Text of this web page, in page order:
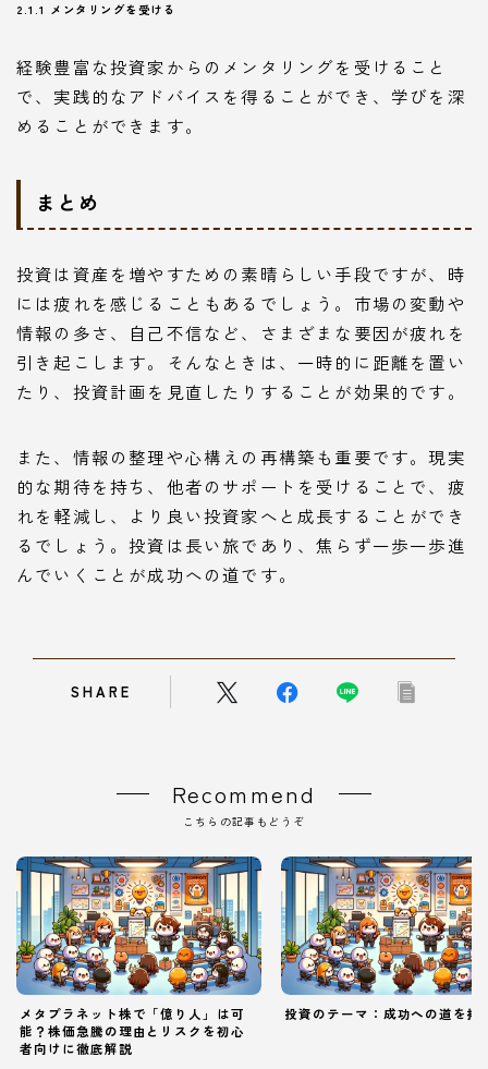
2.1.1 メンタリングを受ける
経験豊富な投資家からのメンタリングを受けること
で、実践的なアドバイスを得ることができ、学びを深
めることができます。
まとめ
投資は資産を増やすための素晴らしい手段ですが、時
には疲れを感じることもあるでしょう。市場の変動や
情報の多さ、自己不信など、さまざまな要因が疲れを
引き起こします。そんなときは、一時的に距離を置い
たり、投資計画を見直したりすることが効果的です。
また、情報の整理や心構えの再構築も重要です。現実
的な期待を持ち、他者のサポートを受けることで、疲
れを軽減し、より良い投資家へと成長することができ
るでしょう。投資は長い旅であり、焦らず一歩一歩進
んでいくことが成功への道です。
SHARE
Recommend
こちらの記事もどうぞ
メタプラネット株で「億り人」は可
能？株価急騰の理由とリスクを初心
者向けに徹底解説
投資のテーマ：成功への道を拓